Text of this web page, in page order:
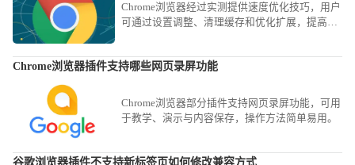
Chrome浏览器经过实测提供速度优化技巧，用户
可通过设置调整、清理缓存和优化扩展，提高浏
Chrome浏览器插件支持哪些网页录屏功能
Chrome浏览器部分插件支持网页录屏功能，可用
于教学、演示与内容保存，操作方法简单易用。
谷歌浏览器插件不支持新标签页如何修改兼容方式